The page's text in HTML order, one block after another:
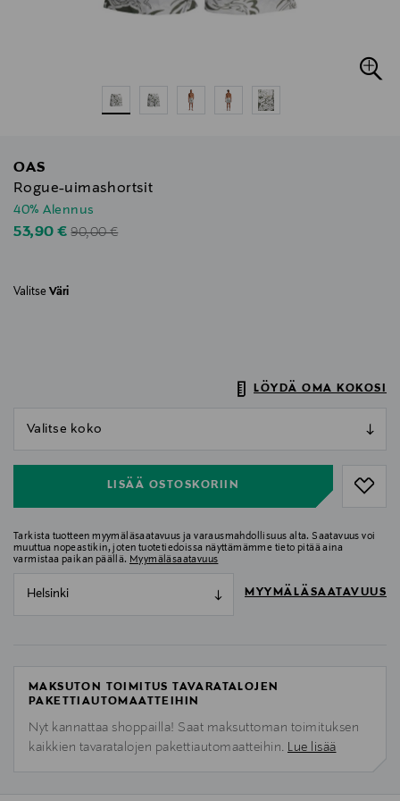
OAS
Rogue-uimashortsit
40% Alennus
Discounted Price
53,90 €Original Price
90,00 €
Valitse Väri
LÖYDÄ OMA KOKOSI
LISÄÄ OSTOSKORIIN
Tarkista tuotteen myymäläsaatavuus ja varausmahdollisuus alta. Saatavuus voi
muuttua nopeastikin, joten tuotetiedoissa näyttämämme tieto pitää aina
varmistaa paikan päällä. Myymäläsaatavuus
Helsinki MYYMÄLÄSAATAVUUS
MAKSUTON TOIMITUS TAVARATALOJEN
PAKETTIAUTOMAATTEIHIN
Nyt kannattaa shoppailla! Saat maksuttoman toimituksen
kaikkien tavaratalojen pakettiautomaatteihin. Lue lisää